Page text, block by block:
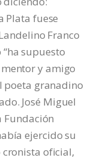
Plata fuese
Franco
supuesto
y amigo
poeta granadino
José Miguel
Fundación
ejercido su
oficial,